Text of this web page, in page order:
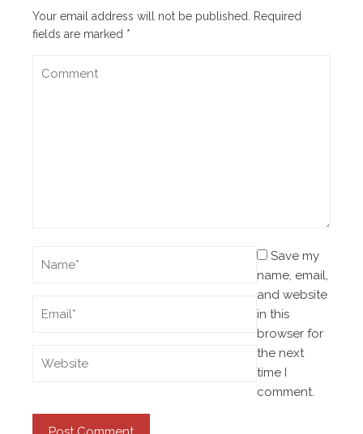
Your email address will not be published.
Required
fields are marked *
Save my
name, email,
and website
in this
browser for
the next
time I
comment.